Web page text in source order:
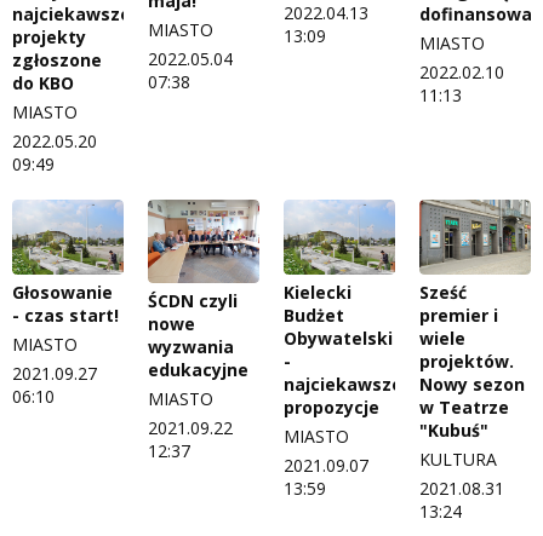
najciekawsze
projekty
zgłoszone
do KBO
MIASTO
2022.05.20
09:49
MIASTO
2022.05.04
07:38
2022.04.13
13:09
MIASTO
2022.02.10
11:13
Głosowanie
- czas start!
MIASTO
2021.09.27
06:10
ŚCDN czyli
nowe
wyzwania
edukacyjne
MIASTO
2021.09.22
12:37
Kielecki
Budżet
Obywatelski
-
najciekawsze
propozycje
MIASTO
2021.09.07
13:59
Sześć
premier i
wiele
projektów.
Nowy sezon
w Teatrze
"Kubuś"
KULTURA
2021.08.31
13:24